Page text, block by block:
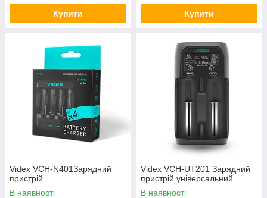
Купити Купити
Videx VCH-N401Зарядний
пристрій
В наявності
Videx VCH-UT201 Зарядний
пристрій універсальний
В наявності